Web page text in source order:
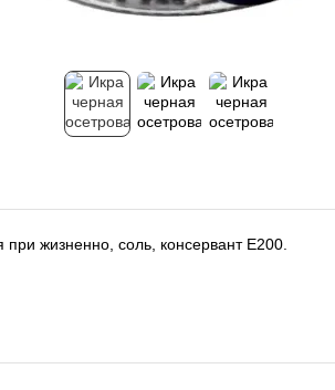
при жизненно, соль, консервант Е200.